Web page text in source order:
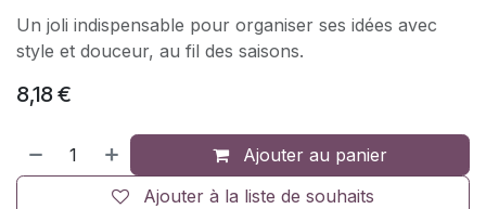
Un joli indispensable pour organiser ses idées avec
style et douceur, au fil des saisons.
8,18€
Ajouter au panier
Ajouter à la liste de souhaits